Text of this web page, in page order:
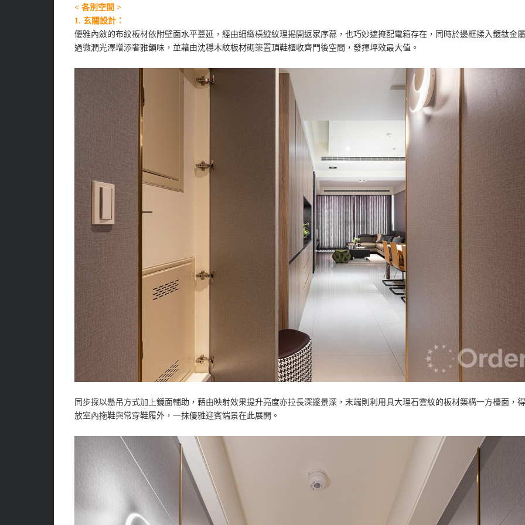
< 各別空間 >
1. 玄關設計：
優雅內斂的布紋板材依附壁面水平蔓延，經由細緻橫縱紋理揭開返家序幕，也巧妙遮掩配電箱存在，同時於邊框揉入鍍鈦金
過微潤光澤增添奢雅韻味，並藉由沈穩木紋板材砌築置頂鞋櫃收齊門後空間，發揮坪效最大值。
同步採以懸吊方式加上鏡面輔助，藉由映射效果提升亮度亦拉長深邃景深，末端則利用具大理石雲紋的板材築構一方檯面，
放室內拖鞋與常穿鞋履外，一抹優雅迎賓端景在此展開。